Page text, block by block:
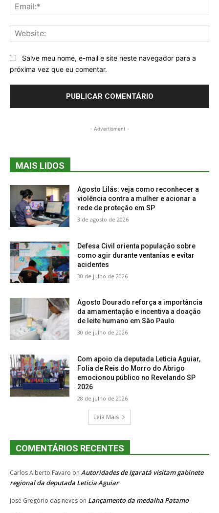
Salve meu nome, e-mail e site neste navegador para a
próxima vez que eu comentar.
- Advertisment -
MAIS LIDOS
Agosto Lilás: veja como reconhecer a
violência contra a mulher e acionar a
rede de proteção em SP
3 de agosto de 2026
Defesa Civil orienta população sobre
como agir durante ventanias e evitar
acidentes
30 de julho de 2026
Agosto Dourado reforça a importância
da amamentação e incentiva a doação
de leite humano em São Paulo
30 de julho de 2026
Com apoio da deputada Leticia Aguiar,
Folia de Reis do Morro do Abrigo
emocionou público no Revelando SP
2026
28 de julho de 2026
Leia Mais
COMENTÁRIOS RECENTES
Carlos Alberto Favaro on Autoridades de Igaratá visitam gabinete
regional da deputada Leticia Aguiar
José Gregório das neves on Lançamento da medalha Patamo